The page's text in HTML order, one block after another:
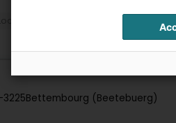
Locatioun vun Camion an Camionnette
3225Bettembourg (Beetebuerg)